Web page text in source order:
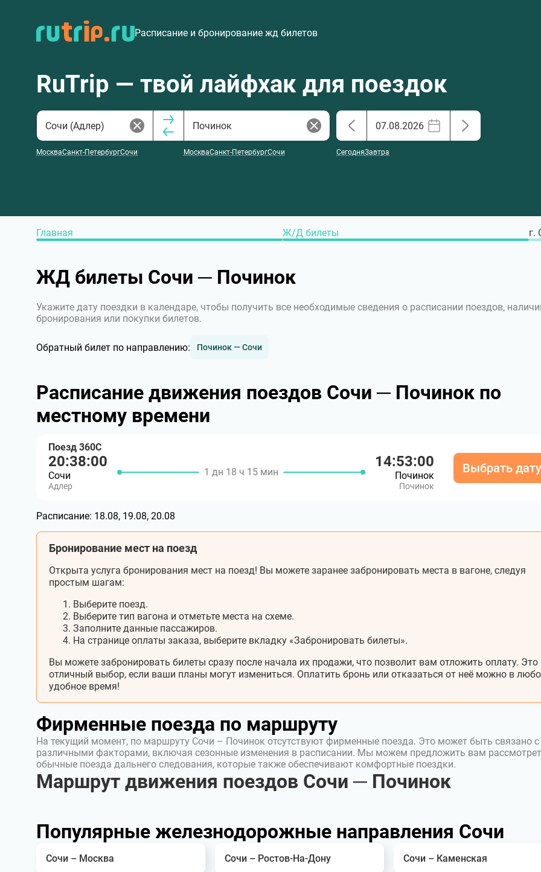
Расписание и бронирование жд билетов
RuTrip — твой лайфхак для поездок
МоскваСанкт-ПетербургСочи МоскваСанкт-ПетербургСочи СегодняЗавтра
Главная Ж/Д билеты г.
ЖД билеты Сочи ─ Починок
Укажите дату поездки в календаре, чтобы получить все необходимые сведения о расписании поездов,
бронирования или покупки билетов.
Обратный билет по направлению: Починок — Сочи
Расписание движения поездов Сочи ─ Починок по
местному времени
Поезд 360С
20:38:00
Сочи
Адлер
1 дн 18 ч 15 мин
14:53:00
Починок
Починок
Выбрать дату
Расписание: 18.08, 19.08, 20.08
Бронирование мест на поезд
Открыта услуга бронирования мест на поезд! Вы можете заранее забронировать места в вагоне, следуя
простым шагам:
Выберите поезд.
Выберите тип вагона и отметьте места на схеме.
Заполните данные пассажиров.
На странице оплаты заказа, выберите вкладку «Забронировать билеты».
Вы можете забронировать билеты сразу после начала их продажи, что позволит вам отложить оплату. Это
отличный выбор, если ваши планы могут измениться. Оплатить бронь или отказаться от неё можно в
удобное время!
Фирменные поезда по маршруту
На текущий момент, по маршруту Сочи – Починок отсутствуют фирменные поезда. Это может быть связано с
различными факторами, включая сезонные изменения в расписании. Мы можем предложить вам
обычные поезда дальнего следования, которые также обеспечивают комфортные поездки.
Маршрут движения поездов Сочи ─ Починок
Популярные железнодорожные направления Сочи
Сочи – Москва Сочи – Ростов-На-Дону Сочи – Каменская